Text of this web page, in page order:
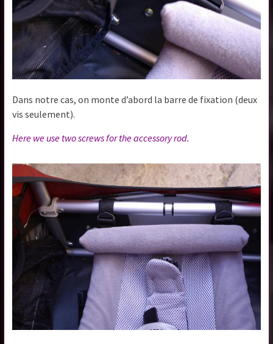
Dans notre cas, on monte d’abord la barre de fixation (deux
vis seulement).
Here we use two screws for the accessory rod.